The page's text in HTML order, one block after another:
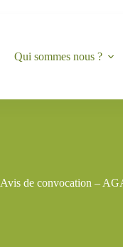
Qui sommes nous ?
Avis de convocation –